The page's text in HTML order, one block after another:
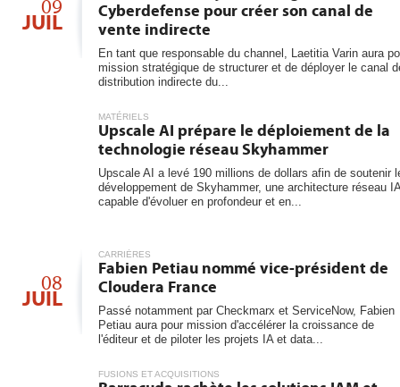
09
JUIL
Cyberdefense pour créer son canal de
vente indirecte
En tant que responsable du channel, Laetitia Varin aura
mission stratégique de structurer et de déployer le canal
distribution indirecte du...
MATÉRIELS
Upscale AI prépare le déploiement de la
technologie réseau Skyhammer
Upscale AI a levé 190 millions de dollars afin de soutenir
développement de Skyhammer, une architecture réseau IA
capable d'évoluer en profondeur et en...
08
JUIL
CARRIÈRES
Fabien Petiau nommé vice-président de
Cloudera France
Passé notamment par Checkmarx et ServiceNow, Fabien
Petiau aura pour mission d'accélérer la croissance de
l'éditeur et de piloter les projets IA et data...
FUSIONS ET ACQUISITIONS